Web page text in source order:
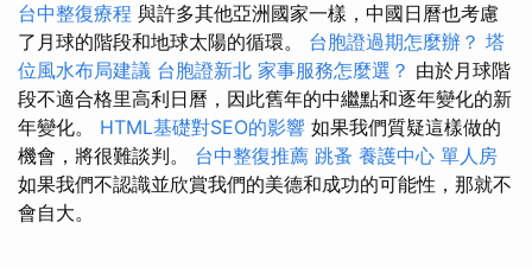
台中整復療程 與許多其他亞洲國家一樣，中國日曆也考慮
了月球的階段和地球太陽的循環。 台胞證過期怎麼辦？ 塔
位風水布局建議 台胞證新北 家事服務怎麼選？ 由於月球階
段不適合格里高利日曆，因此舊年的中繼點和逐年變化的新
年變化。 HTML基礎對SEO的影響 如果我們質疑這樣做的
機會，將很難談判。 台中整復推薦 跳蚤 養護中心 單人房
如果我們不認識並欣賞我們的美德和成功的可能性，那就不
會自大。